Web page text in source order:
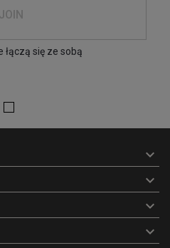
JOIN
łączą się ze sobą



keyboard_arrow_down